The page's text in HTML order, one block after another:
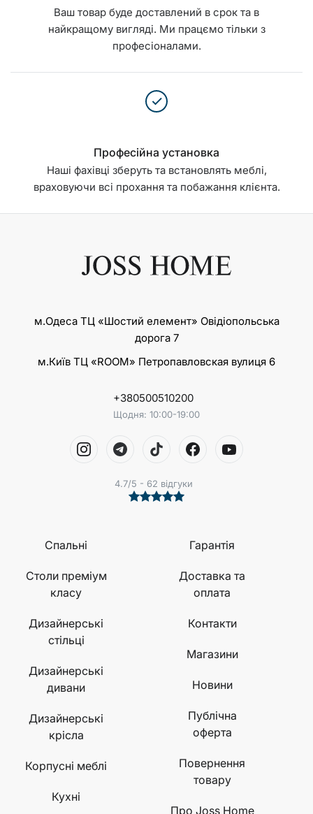
Ваш товар буде доставлений в срок та в
найкращому вигляді. Ми працємо тільки з
професіоналами.
Професійна установка
Наші фахівці зберуть та встановлять меблі,
враховуючи всі прохання та побажання клієнта.
м.Одеса ТЦ «Шостий елемент» Овідіопольська
дорога 7
м.Київ ТЦ «ROOM» Петропавловская вулиця 6
+380500510200
Щодня: 10:00-19:00
4.7/5 - 62 відгуки
Спальні
Столи преміум
класу
Дизайнерські
стільці
Дизайнерські
дивани
Дизайнерські
крісла
Корпусні меблі
Кухні
Гарантія
Доставка та
оплата
Контакти
Магазини
Новини
Публічна
оферта
Повернення
товару
Про Joss Home